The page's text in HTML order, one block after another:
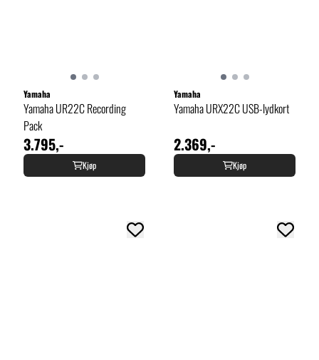
Yamaha
Yamaha UR22C Recording
Pack
3.795,-
Kjøp
Yamaha
Yamaha URX22C USB-lydkort
2.369,-
Kjøp